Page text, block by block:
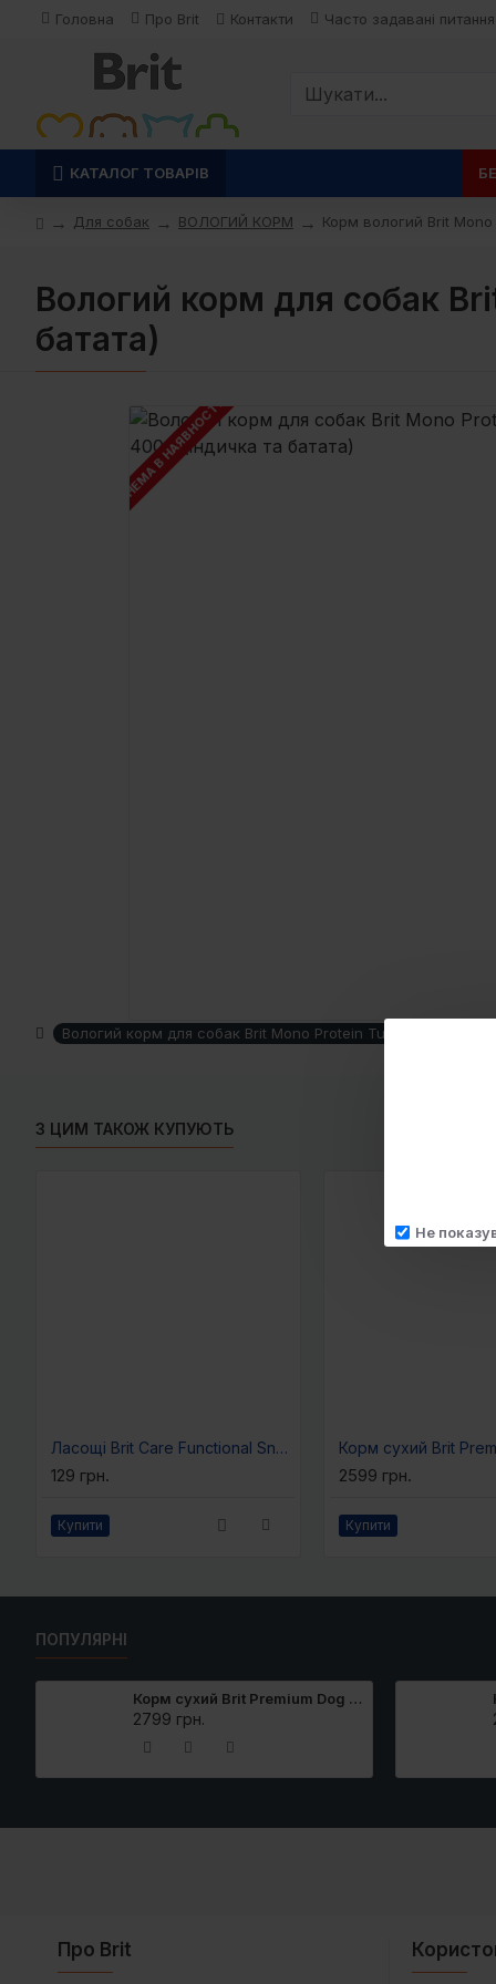
Не
Головна Про Brit Контакти Часто задавані питання
КАТАЛОГ ТОВАРІВ
Для собак ВОЛОГИЙ КОРМ Корм вологий Brit
Вологий корм для собак
батата)
НЕМА В НАЯВНОСТІ
Вологий корм для собак Brit Mono Protein Turkey & Sweet
З ЦИМ ТАКОЖ КУПУЮТЬ
Ласощі Brit Care Functional Snack Dental д/котів для здоров я зубів та ясен з індичкою 50 г
129 грн.
Купити
2599 грн.
Купити
ПОПУЛЯРНІ
Корм сухий Brit Premium Dog Adult L для дорослих собак великих порід вагою 25-45 кг з куркою 15 кг
2799 грн.
Про Brit